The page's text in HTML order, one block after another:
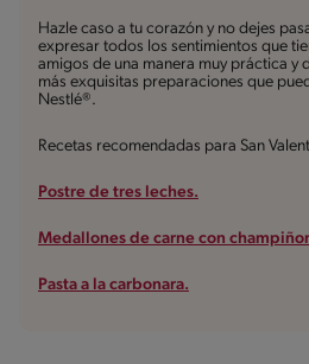
Hazle caso a tu corazón y no dejes
expresar todos los sentimientos que
amigos de una manera muy práctica y
más exquisitas preparaciones que
Nestlé®.
Recetas recomendadas para San
Postre de tres leches.
Medallones de carne con
Pasta a la carbonara.